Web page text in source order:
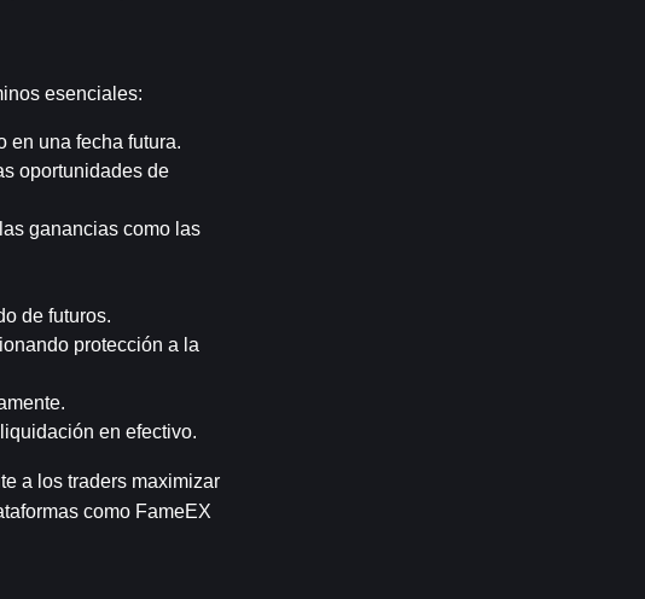
esenciales:
en una fecha futura.
oportunidades de
ganancias como las
de futuros.
protección a la
en efectivo.
a los traders maximizar
como FameEX